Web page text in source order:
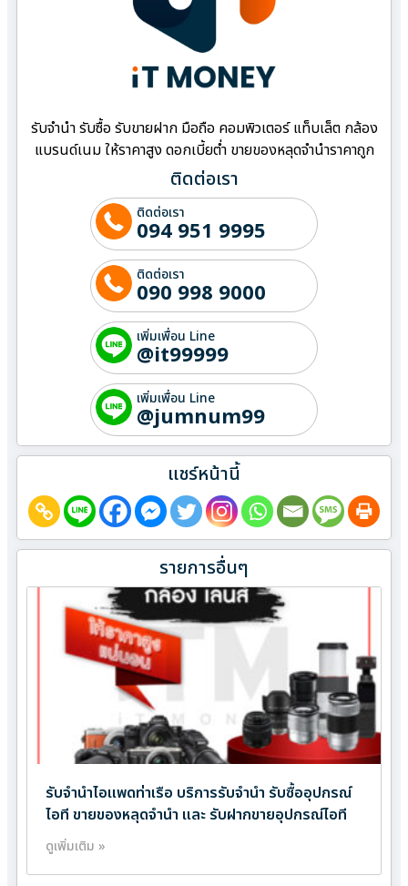
รับจำนำ รับซื้อ รับขายฝาก มือถือ คอมพิวเตอร์ แท็บเล็ต กล้อง
แบรนด์เนม ให้ราคาสูง ดอกเบี้ยต่ำ ขายของหลุดจำนำราคาถูก
ติดต่อเรา
ติดต่อเรา
094 951 9995
ติดต่อเรา
090 998 9000
เพิ่มเพื่อน Line
@it99999
เพิ่มเพื่อน Line
@jumnum99
แชร์หน้านี้
รายการอื่นๆ
รับจำนำไอแพดท่าเรือ บริการรับจำนำ รับซื้ออุปกรณ์
ไอที ขายของหลุดจำนำ และ รับฝากขายอุปกรณ์ไอที
ดูเพิ่มเติม »